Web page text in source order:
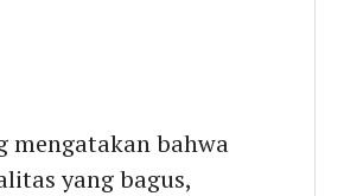
mengatakan bahwa
yang bagus,